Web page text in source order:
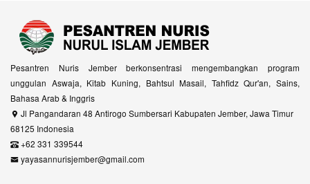
Pesantren Nuris Jember berkonsentrasi mengembangkan program
unggulan Aswaja, Kitab Kuning, Bahtsul Masail, Tahfidz Qur'an, Sains,
Bahasa Arab & Inggris
Jl Pangandaran 48 Antirogo Sumbersari Kabupaten Jember, Jawa Timur
68125 Indonesia
+62 331 339544
yayasannurisjember@gmail.com